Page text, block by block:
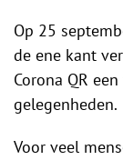
Op 25
de ene kant
Corona QR
gelegenheden.
Voor veel